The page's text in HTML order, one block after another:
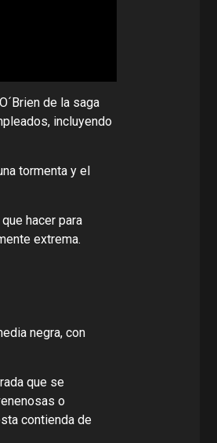
de la saga
incluyendo
tormenta y el
hacer para
extrema.
negra, con
que se
o
contienda de